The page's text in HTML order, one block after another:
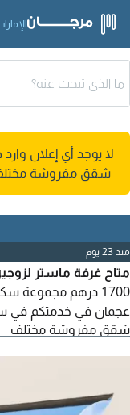
لا يوجد أي إعلان
شقق مفروشة مختلف
منذ 23 يوم
متاح غرفة ماستر
1700 درهم مجموعة
عجمان في خدمتكم في
اتفرج ع الجروب سكن
شقق مفروشة مختلف